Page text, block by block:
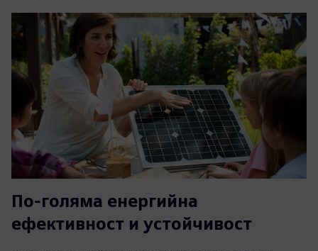
По-голяма енергийна
ефективност и устойчивост